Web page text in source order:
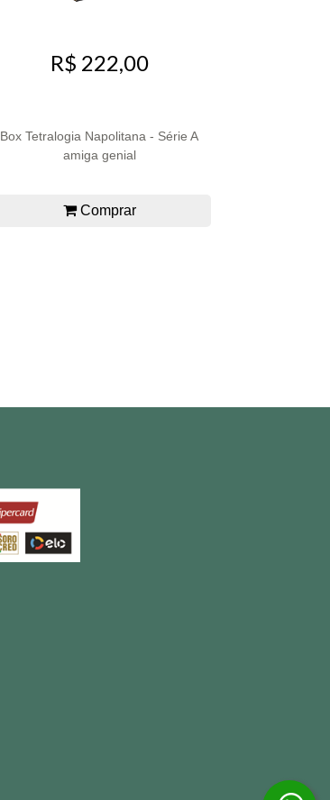
R$ 222,00
Box Tetralogia Napolitana - Série A
amiga genial
Comprar